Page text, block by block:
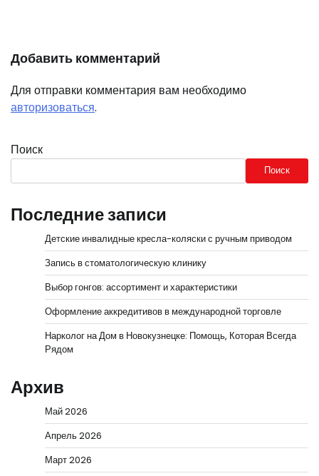
Добавить комментарий
Для отправки комментария вам необходимо
авторизоваться.
Поиск
Поиск
Последние записи
Детские инвалидные кресла-коляски с ручным приводом
Запись в стоматологическую клинику
Выбор гонгов: ассортимент и характеристики
Оформление аккредитивов в международной торговле
Нарколог на Дом в Новокузнецке: Помощь, Которая Всегда
Рядом
Архив
Май 2026
Апрель 2026
Март 2026